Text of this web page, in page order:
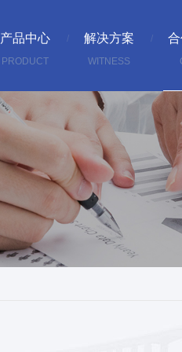
产品中心
PRODUCT
解决方案
WITNESS